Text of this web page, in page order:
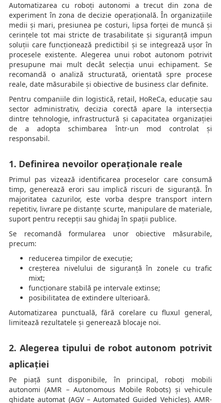
Automatizarea cu roboți autonomi a trecut din zona de
experiment în zona de decizie operațională. În organizațiile
medii și mari, presiunea pe costuri, lipsa forței de muncă și
cerințele tot mai stricte de trasabilitate și siguranță impun
soluții care funcționează predictibil și se integrează ușor în
procesele existente. Alegerea unui robot autonom potrivit
presupune mai mult decât selecția unui echipament. Se
recomandă o analiză structurată, orientată spre procese
reale, date măsurabile și obiective de business clar definite.
Pentru companiile din logistică, retail, HoReCa, educație sau
sector administrativ, decizia corectă apare la intersecția
dintre tehnologie, infrastructură și capacitatea organizației
de a adopta schimbarea într-un mod controlat și
responsabil.
1. Definirea nevoilor operaționale reale
Primul pas vizează identificarea proceselor care consumă
timp, generează erori sau implică riscuri de siguranță. În
majoritatea cazurilor, este vorba despre transport intern
repetitiv, livrare pe distanțe scurte, manipulare de materiale,
suport pentru recepții sau ghidaj în spații publice.
Se recomandă formularea unor obiective măsurabile,
precum:
reducerea timpilor de execuție;
creșterea nivelului de siguranță în zonele cu trafic
mixt;
funcționare stabilă pe intervale extinse;
posibilitatea de extindere ulterioară.
Automatizarea punctuală, fără corelare cu fluxul general,
limitează rezultatele și generează blocaje noi.
2. Alegerea tipului de robot autonom potrivit
aplicației
Pe piață sunt disponibile, în principal, roboți mobili
autonomi (AMR – Autonomous Mobile Robots) și vehicule
ghidate automat (AGV – Automated Guided Vehicles). AMR-